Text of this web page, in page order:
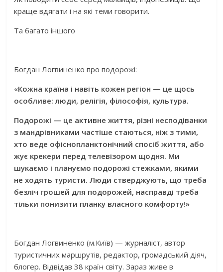
краще вдягати і на які теми говорити.
Та багато іншого
Богдан Логвиненко про подорожі:
«Кожна країна і навіть кожен регіон — це щось
особливе: люди, релігія, філософія, культура.
Подорожі — це активне життя, різні несподіванки
з мандрівниками частіше стаються, ніж з тими,
хто веде офіснопланктонічний спосіб життя, або
жує крекери перед телевізором щодня. Ми
шукаємо і плануємо подорожі стежками, якими
не ходять туристи. Люди стверджують, що треба
безліч грошей для подорожей, насправді треба
тільки понизити планку власного комфорту!»
Богдан Логвиненко (м.Київ) — журналіст, автор
туристичних маршрутів, редактор, громадський діяч,
блогер. Відвідав 38 країн світу. Зараз живе в